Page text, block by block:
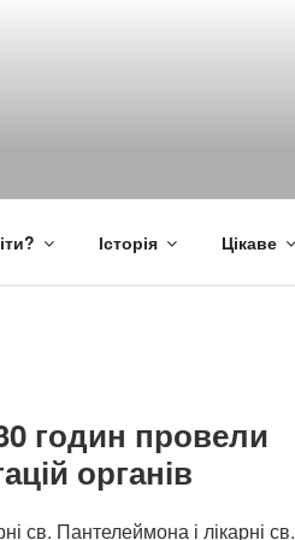
Історія Цікаве
годин провели
органів
св. Пантелеймона і лікарні св.